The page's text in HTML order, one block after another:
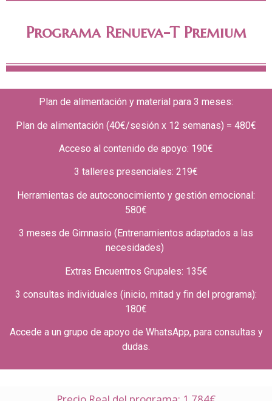
Programa Renueva-T Premium
Plan de alimentación y material para 3 meses:
Plan de alimentación (40€/sesión x 12 semanas) = 480€
Acceso al contenido de apoyo: 190€
3 talleres presenciales: 219€
Herramientas de autoconocimiento y gestión emocional:
580€
3 meses de Gimnasio (Entrenamientos adaptados a las
necesidades)
Extras Encuentros Grupales: 135€
3 consultas individuales (inicio, mitad y fin del programa):
180€
Accede a un grupo de apoyo de WhatsApp, para consultas y
dudas.